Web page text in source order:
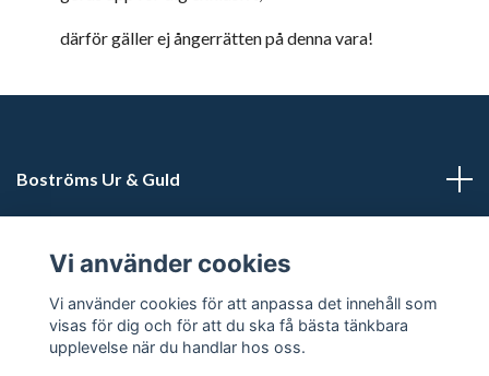
därför gäller ej ångerrätten på denna vara!
Boströms Ur & Guld
Sociala medier
Vi använder cookies
Vi använder cookies för att anpassa det innehåll som
visas för dig och för att du ska få bästa tänkbara
upplevelse när du handlar hos oss.